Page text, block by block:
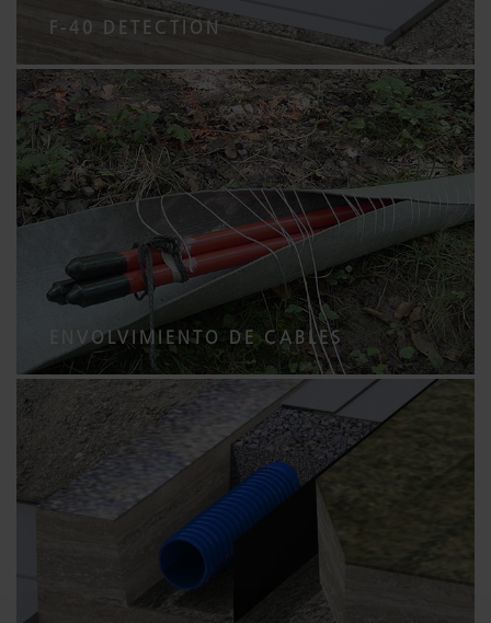
F-40 DETECTION
ENVOLVIMIENTO DE CABLES